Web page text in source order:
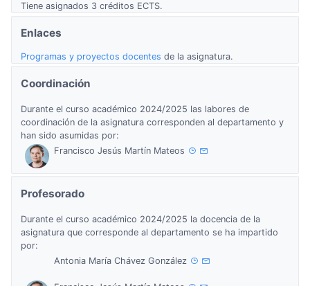
Tiene asignados 3 créditos ECTS.
Enlaces
Programas y proyectos docentes de la asignatura.
Coordinación
Durante el curso académico 2024/2025 las labores de
coordinación de la asignatura corresponden al departamento y
han sido asumidas por:
Francisco Jesús Martín Mateos
Profesorado
Durante el curso académico 2024/2025 la docencia de la
asignatura que corresponde al departamento se ha impartido
por:
Antonia María Chávez González